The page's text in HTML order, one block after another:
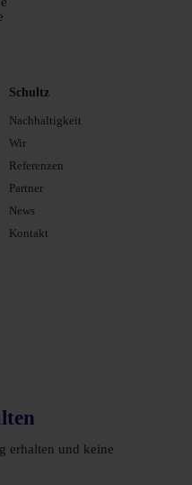
Schultz
Nachhaltigkeit
Wir
Referenzen
Partner
News
Kontakt
erhalten und keine